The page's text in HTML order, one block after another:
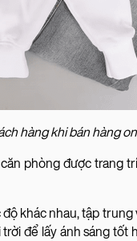
hàng khi bán hàng
phòng được trang
khác nhau, tập
để lấy ánh sáng tốt